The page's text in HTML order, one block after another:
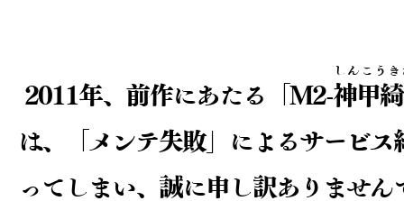
2011年、前作にあたる「M2-神甲
しんこうき
は、
「メンテ失敗」によるサービス
ってしまい、 誠に申し訳ありません